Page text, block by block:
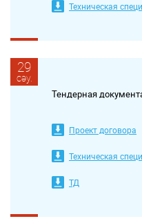
Техническая
29
сәу.
Тендерная
Проект договора
Техническая
ТД